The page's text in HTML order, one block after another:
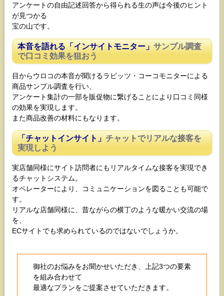
アンケートの自由記述回答から得られる生の声は今後のヒント
が見つかる
宝の山です。
本音を語れる「インサイトモニター」サンプル調査
で口コミ効果を狙おう
目からウロコの本音が聞けるラビッツ・コーコモニターによる
商品サンプル調査を行い、
アンケート集計の一部を販促物に繋げることにより口コミ同様
の効果を実現します。
また商品改善の材料にもなります。
「チャットインサイト」チャットでリアルな接客を
実現しよう
実店舗同様にサイト訪問者にもリアルタイムな接客を実現でき
るチャットシステム。
オペレーターにより、コミュニケーションを図ることも可能で
す。
リアルな店舗同様に、昔ながらの横丁のような暖かい交流の場
を、
ECサイトでも求められているのではないでしょうか。
御社のお悩みをお聞かせいただき、上記3つの要素
を組み合わせて
最適なプランをご提案させていただきます。